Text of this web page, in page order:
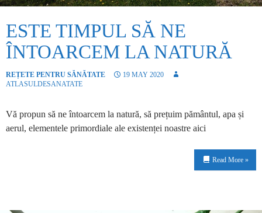
ESTE TIMPUL SĂ NE
ÎNTOARCEM LA NATURĂ
REȚETE PENTRU SĂNĂTATE
19 MAY 2020
ATLASULDESANATATE
Vă propun să ne întoarcem la natură, să prețuim pământul, apa și
aerul, elementele primordiale ale existenței noastre aici
Read More »